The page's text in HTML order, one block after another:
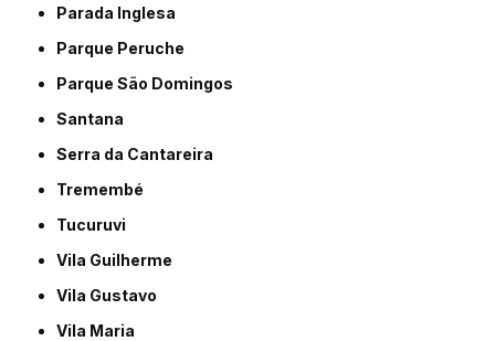
Parada Inglesa
Parque Peruche
Parque São Domingos
Santana
Serra da Cantareira
Tremembé
Tucuruvi
Vila Guilherme
Vila Gustavo
Vila Maria